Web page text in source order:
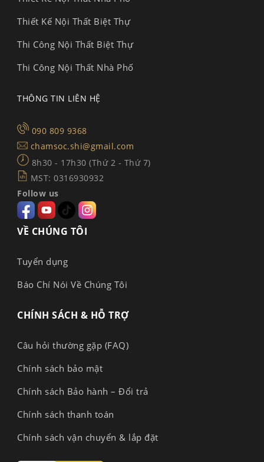
Thiết Kế Nội Thất Biệt Thự
Thi Công Nội Thất Biệt Thự
Thi Công Nội Thất Nhà Phố
THÔNG TIN LIÊN HỆ
090 809 9368
chamsoc.shi@gmail.com
8h30 - 17h30 (Thứ 2 - Thứ 7)
MST: 0316930932
Follow us
VỀ CHÚNG TÔI
Tuyển dụng
Báo Chí Nói Về Chúng Tôi
CHÍNH SÁCH & HỖ TRỢ
Câu hỏi thường gặp (FAQ)
Chính sách bảo mật
Chính sách Bảo hành – Đổi trả
Chính sách thanh toán
Chính sách vận chuyển & lắp đặt